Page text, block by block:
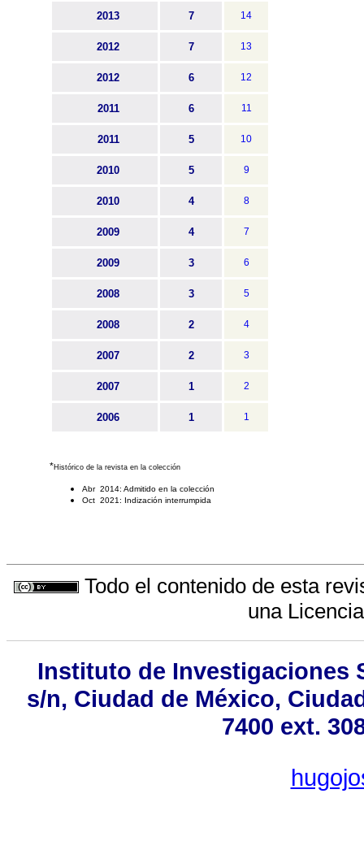
2013 7 14
2012 7 13
2012 6 12
2011 6 11
2011 5 10
2010 5 9
2010 4 8
2009 4 7
2009 3 6
2008 3 5
2008 2 4
2007 2 3
2007 1 2
2006 1 1
*Histórico de la revista en la colección
Abr 2014: Admitido en la colección
Oct 2021: Indización interrumpida
Todo el contenido de esta
una
Instituto de Investigaciones
s/n, Ciudad de México,
7400 ext.